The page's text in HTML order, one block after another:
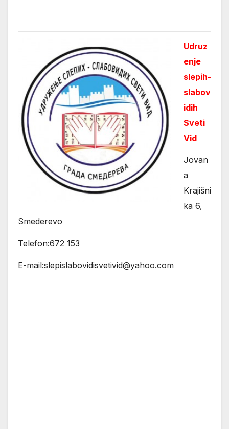
Udruz
enje
slepih-
slabov
idih
Sveti
Vid
Jovan
a
Krajišni
ka 6,
Smederevo
Telefon:672 153
E-mail:slepislabovidisvetivid@yahoo.com